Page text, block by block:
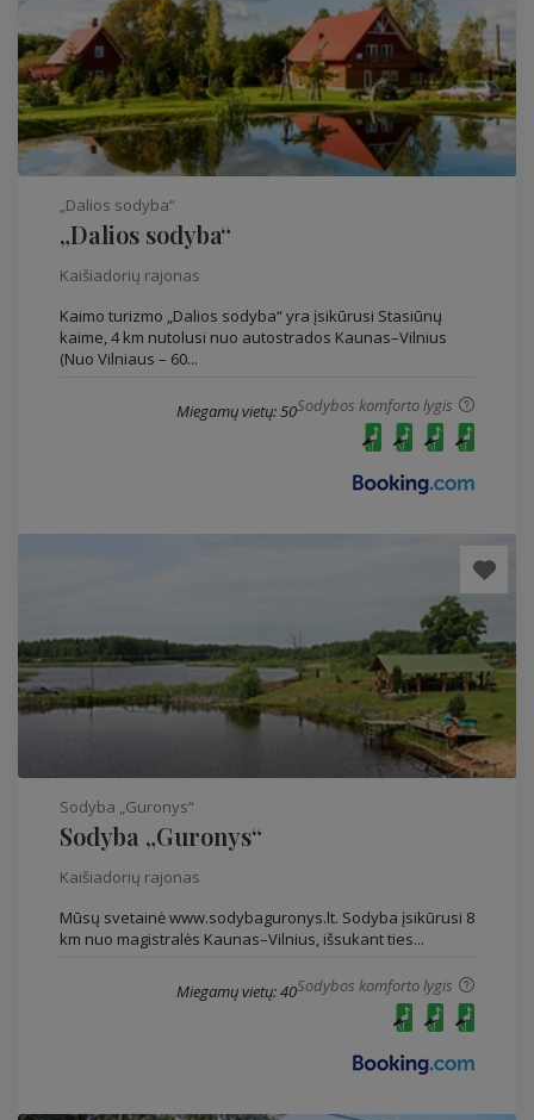
„Dalios sodyba“
„Dalios sodyba“
Kaišiadorių rajonas
Kaimo turizmo „Dalios sodyba“ yra įsikūrusi Stasiūnų
kaime, 4 km nutolusi nuo autostrados Kaunas–Vilnius
(Nuo Vilniaus – 60...
Sodybos komforto lygis
Miegamų vietų: 50
Sodyba „Guronys“
Sodyba „Guronys“
Kaišiadorių rajonas
Mūsų svetainė www.sodybaguronys.lt. Sodyba įsikūrusi 8
km nuo magistralės Kaunas–Vilnius, išsukant ties...
Sodybos komforto lygis
Miegamų vietų: 40